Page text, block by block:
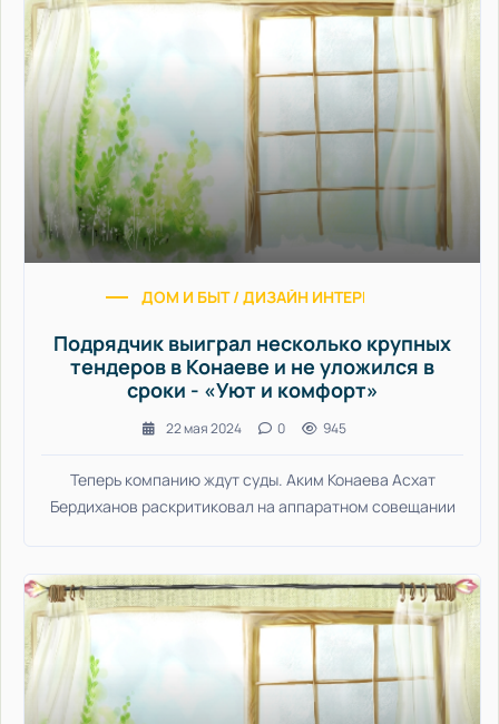
ДОМ И БЫТ / ДИЗАЙН ИНТЕРЬЕРА / УЮТ И
Подрядчик выиграл несколько крупных
тендеров в Конаеве и не уложился в
сроки - «Уют и комфорт»
22 мая 2024 0 945
Теперь компанию ждут суды. Аким Конаева Асхат
Бердиханов раскритиковал на аппаратном совещании